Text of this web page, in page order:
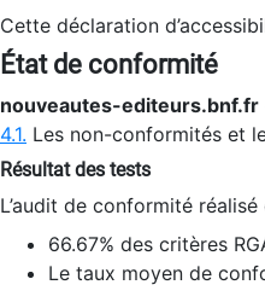
Cette déclaration
État de conformité
nouveautes-editeurs.bnf.fr
4.1. Les non-conformités et
Résultat des tests
L’audit de conformité
66.67% des critères
Le taux moyen de